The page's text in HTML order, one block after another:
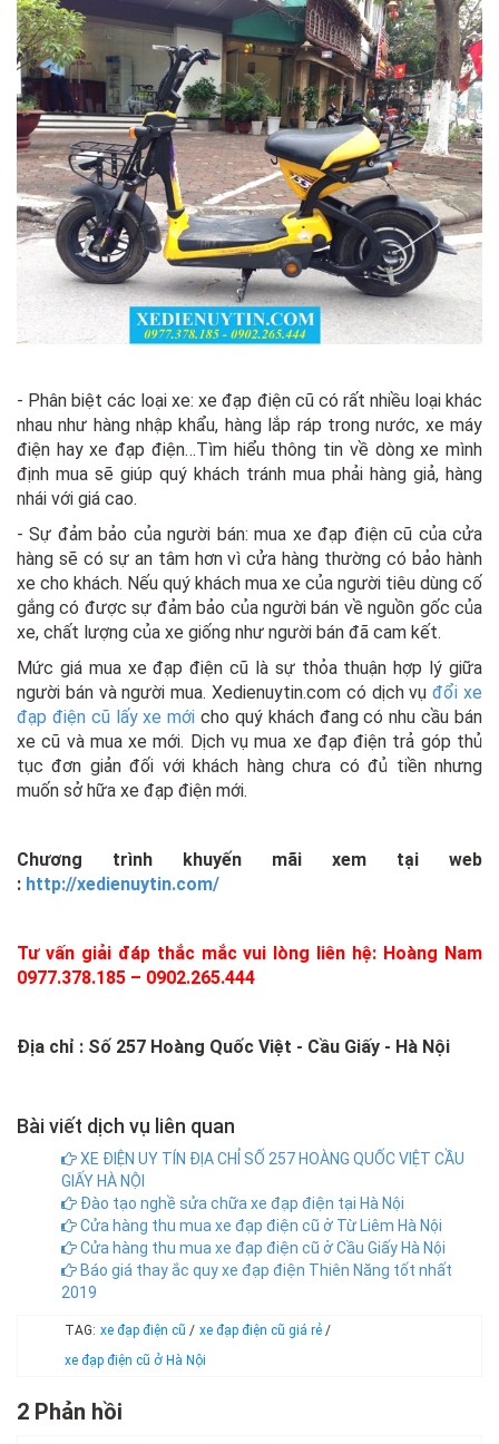
- Phân biệt các loại xe: xe đạp điện cũ có rất nhiều loại khác
nhau như hàng nhập khẩu, hàng lắp ráp trong nước, xe máy
điện hay xe đạp điện…Tìm hiểu thông tin về dòng xe mình
định mua sẽ giúp quý khách tránh mua phải hàng giả, hàng
nhái với giá cao.
- Sự đảm bảo của người bán: mua xe đạp điện cũ của cửa
hàng sẽ có sự an tâm hơn vì cửa hàng thường có bảo hành
xe cho khách. Nếu quý khách mua xe của người tiêu dùng cố
gắng có được sự đảm bảo của người bán về nguồn gốc của
xe, chất lượng của xe giống như người bán đã cam kết.
Mức giá mua xe đạp điện cũ là sự thỏa thuận hợp lý giữa
người bán và người mua. Xedienuytin.com có dịch vụđổi xe
đạp điện cũ lấy xe mới cho quý khách đang có nhu cầu bán
xe cũ và mua xe mới. Dịch vụ mua xe đạp điện trả góp thủ
tục đơn giản đối với khách hàng chưa có đủ tiền nhưng
muốn sở hữa xe đạp điện mới.
Chương trình khuyến mãi xem tại web
: http://xedienuytin.com/
Tư vấn giải đáp thắc mắc vui lòng liên hệ: Hoàng Nam
0977.378.185 – 0902.265.444
Địa chỉ : Số 257 Hoàng Quốc Việt - Cầu Giấy - Hà Nội
Bài viết dịch vụ liên quan
XE ĐIỆN UY TÍN ĐỊA CHỈ SỐ 257 HOÀNG QUỐC VIỆT CẦU
GIẤY HÀ NỘI
Đào tạo nghề sửa chữa xe đạp điện tại Hà Nội
Cửa hàng thu mua xe đạp điện cũ ở Từ Liêm Hà Nội
Cửa hàng thu mua xe đạp điện cũ ở Cầu Giấy Hà Nội
Báo giá thay ắc quy xe đạp điện Thiên Năng tốt nhất
2019
TAG: xe đạp điện cũ / xe đạp điện cũ giá rẻ /
xe đạp điện cũ ở Hà Nội
2 Phản hồi